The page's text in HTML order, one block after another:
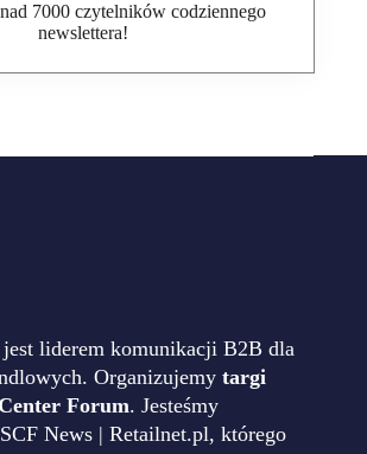
7000 czytelników codziennego
newslettera!
liderem komunikacji B2B dla
Organizujemy targi
Forum. Jesteśmy
News | Retailnet.pl, którego